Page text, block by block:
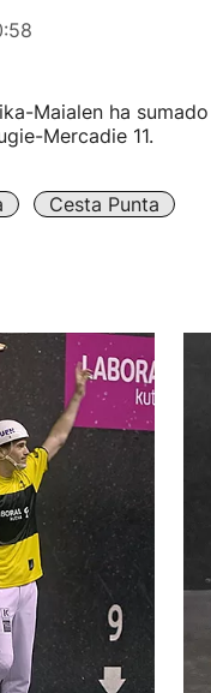
Maialen ha
Mercadie 11.
Cesta Punta